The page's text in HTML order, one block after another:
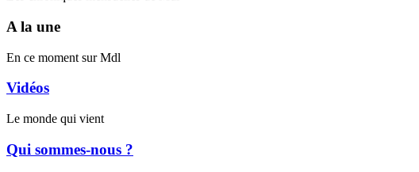
A la une
En ce moment sur Mdl
Vidéos
Le monde qui vient
Qui sommes-nous ?